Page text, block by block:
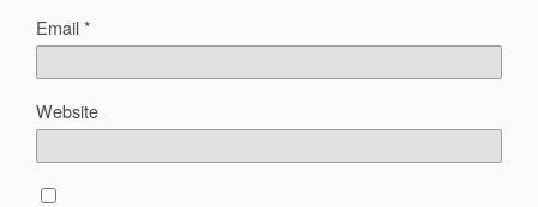
Email*
Website